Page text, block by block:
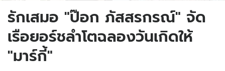
รักเสมอ "ป๊อก ภัสสรกรณ์" จัด
เรือยอร์ชลำโตฉลองวันเกิดให้
"มาร์กี้"